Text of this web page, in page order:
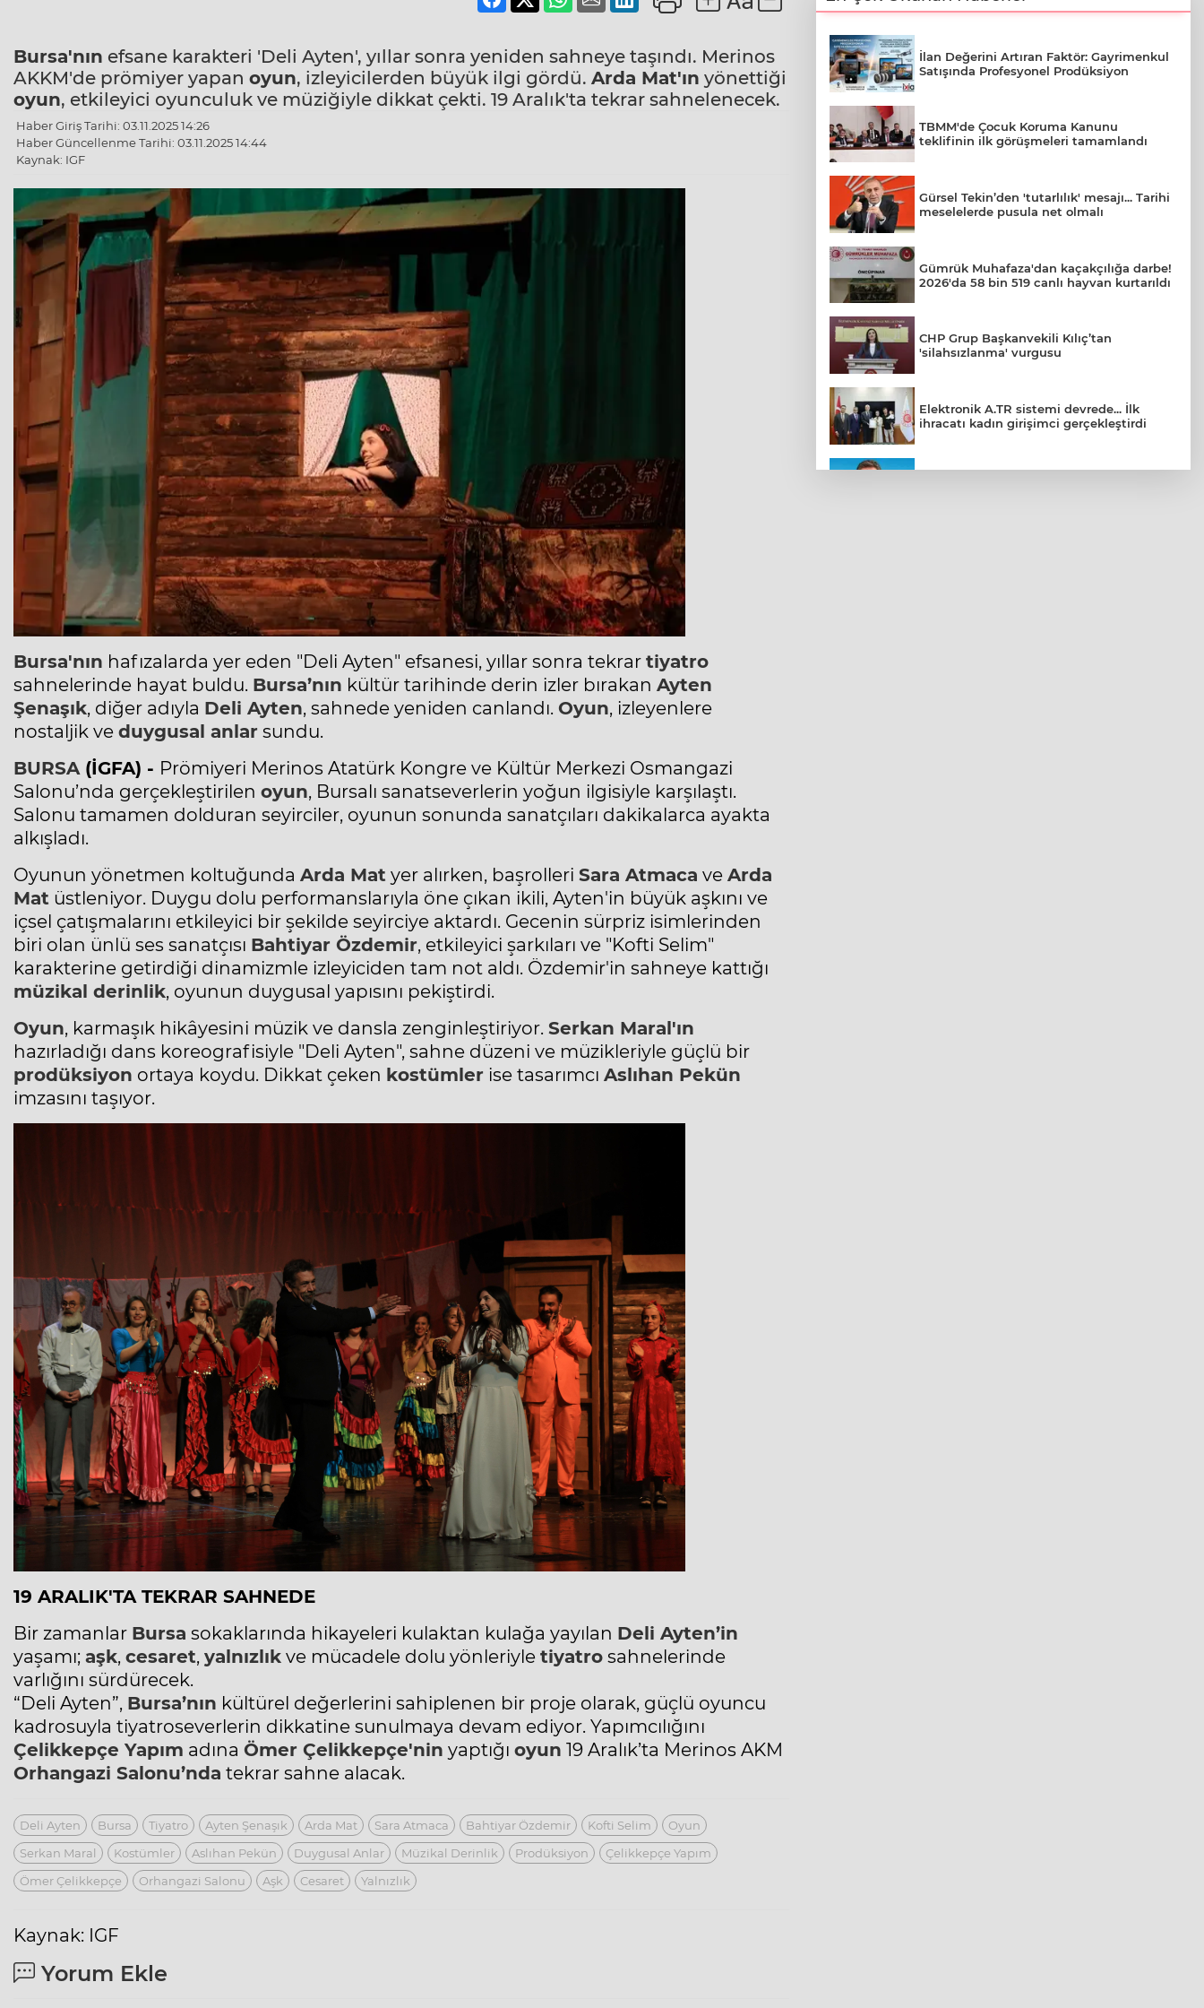
Bursa'nın efsane karakteri 'Deli Ayten', yıllar sonra yeniden sahneye taşındı. Merinos
AKKM'de prömiyer yapan oyun, izleyicilerden büyük ilgi gördü. Arda Mat'ın yönettiği
oyun, etkileyici oyunculuk ve müziğiyle dikkat çekti. 19 Aralık'ta tekrar sahnelenecek.
Haber Giriş Tarihi: 03.11.2025 14:26
Haber Güncellenme Tarihi: 03.11.2025 14:44
Kaynak: IGF
Bursa'nın hafızalarda yer eden "Deli Ayten" efsanesi, yıllar sonra tekrar tiyatro
sahnelerinde hayat buldu. Bursa’nın kültür tarihinde derin izler bırakan Ayten
Şenaşık, diğer adıyla Deli Ayten, sahnede yeniden canlandı. Oyun, izleyenlere
nostaljik ve duygusal anlar sundu.
BURSA(İGFA) - Prömiyeri Merinos Atatürk Kongre ve Kültür Merkezi Osmangazi
Salonu’nda gerçekleştirilen oyun, Bursalı sanatseverlerin yoğun ilgisiyle karşılaştı.
Salonu tamamen dolduran seyirciler, oyunun sonunda sanatçıları dakikalarca ayakta
alkışladı.
Oyunun yönetmen koltuğunda Arda Mat yer alırken, başrolleri Sara Atmaca ve Arda
Mat üstleniyor. Duygu dolu performanslarıyla öne çıkan ikili, Ayten'in büyük aşkını ve
içsel çatışmalarını etkileyici bir şekilde seyirciye aktardı. Gecenin sürpriz isimlerinden
biri olan ünlü ses sanatçısı Bahtiyar Özdemir, etkileyici şarkıları ve "Kofti Selim"
karakterine getirdiği dinamizmle izleyiciden tam not aldı. Özdemir'in sahneye kattığı
müzikal derinlik, oyunun duygusal yapısını pekiştirdi.
Oyun, karmaşık hikâyesini müzik ve dansla zenginleştiriyor. Serkan Maral'ın
hazırladığı dans koreografisiyle "Deli Ayten", sahne düzeni ve müzikleriyle güçlü bir
prodüksiyon ortaya koydu. Dikkat çeken kostümler ise tasarımcı Aslıhan Pekün
imzasını taşıyor.
19 ARALIK'TA TEKRAR SAHNEDE
Bir zamanlar Bursa sokaklarında hikayeleri kulaktan kulağa yayılan Deli Ayten’in
yaşamı; aşk, cesaret, yalnızlık ve mücadele dolu yönleriyle tiyatro sahnelerinde
varlığını sürdürecek.
“Deli Ayten”, Bursa’nın kültürel değerlerini sahiplenen bir proje olarak, güçlü oyuncu
kadrosuyla tiyatroseverlerin dikkatine sunulmaya devam ediyor. Yapımcılığını
Çelikkepçe Yapım adına Ömer Çelikkepçe'nin yaptığı oyun 19 Aralık’ta Merinos AKM
Orhangazi Salonu’nda tekrar sahne alacak.
Deli Ayten Bursa Tiyatro Ayten Şenaşık Arda Mat Sara Atmaca Bahtiyar Özdemir Kofti Selim
Oyun
Serkan Maral
Kostümler Aslıhan Pekün Duygusal Anlar Müzikal Derinlik Prodüksiyon
Çelikkepçe Yapım
Ömer Çelikkepçe
Orhangazi Salonu Aşk Cesaret Yalnızlık
Kaynak: IGF
Yorum Ekle
İlan Değerini Artıran Faktör: Gayrimenkul
Satışında Profesyonel Prodüksiyon
TBMM'de Çocuk Koruma Kanunu
teklifinin ilk görüşmeleri tamamlandı
Gürsel Tekin’den 'tutarlılık' mesajı... Tarihi
meselelerde pusula net olmalı
Gümrük Muhafaza'dan kaçakçılığa darbe!
2026'da 58 bin 519 canlı hayvan kurtarıldı
CHP Grup Başkanvekili Kılıç’tan
'silahsızlanma' vurgusu
Elektronik A.TR sistemi devrede... İlk
ihracatı kadın girişimci gerçekleştirdi